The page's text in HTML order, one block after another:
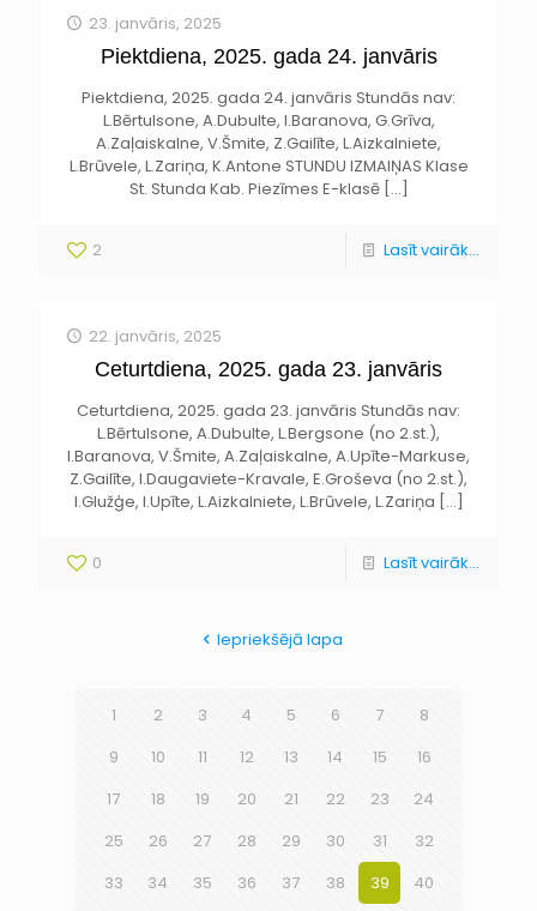
23. janvāris, 2025
Piektdiena, 2025. gada 24. janvāris
Piektdiena, 2025. gada 24. janvāris Stundās nav:
L.Bērtulsone, A.Dubulte, I.Baranova, G.Grīva,
A.Zaļaiskalne, V.Šmite, Z.Gailīte, L.Aizkalniete,
L.Brūvele, L.Zariņa, K.Antone STUNDU IZMAIŅAS Klase
St. Stunda Kab. Piezīmes E-klasē[…]
2 Lasīt vairāk...
22. janvāris, 2025
Ceturtdiena, 2025. gada 23. janvāris
Ceturtdiena, 2025. gada 23. janvāris Stundās nav:
L.Bērtulsone, A.Dubulte, L.Bergsone (no 2.st.),
I.Baranova, V.Šmite, A.Zaļaiskalne, A.Upīte-Markuse,
Z.Gailīte, I.Daugaviete-Kravale, E.Groševa (no 2.st.),
I.Glužģe, I.Upīte, L.Aizkalniete, L.Brūvele, L.Zariņa […]
0 Lasīt vairāk...
Iepriekšējā lapa
1 2 3 4 5 6 7
8
9
10 11 12 13 14 15
16
17
18 19 20 21 22 23
24
25
26 27 28 29 30 31
32
33
34 35 36 37 38 39
40